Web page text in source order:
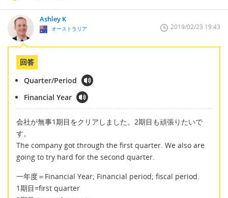
Ashley K
オーストラリア 2019/02/23 19:43
回答
Quarter/Period
Financial Year
会社が無事1期目をクリアしました。2期目も頑張りたいで
す。
The company got through the first quarter. We also are
going to try hard for the second quarter.
一年度＝Financial Year; Financial period; fiscal period.
1期目=first quarter